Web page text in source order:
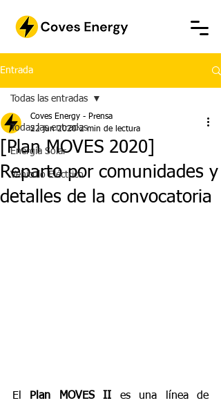
Entrada
Todas las entradas
Energía Solar
Vehículo Eléctrico
Todas las entradas
[Plan MOVES 2020]
Reparto por comunidades y
detalles de la convocatoria
Coves Energy - Prensa
22 jun 2020 2 min de lectura
El Plan MOVES II es una línea de